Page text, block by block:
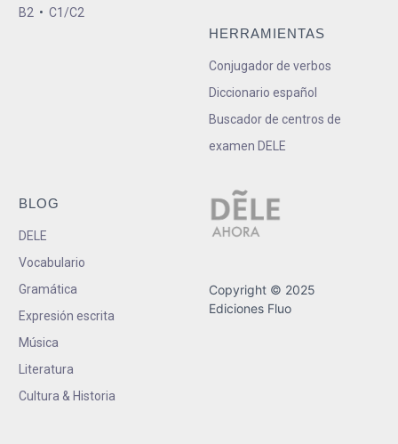
B2 • C1/C2
HERRAMIENTAS
Conjugador de verbos
Diccionario español
Buscador de centros de
examen DELE
BLOG
DELE
Vocabulario
Gramática
Expresión escrita
Música
Literatura
Cultura & Historia
Copyright © 2025
Ediciones Fluo